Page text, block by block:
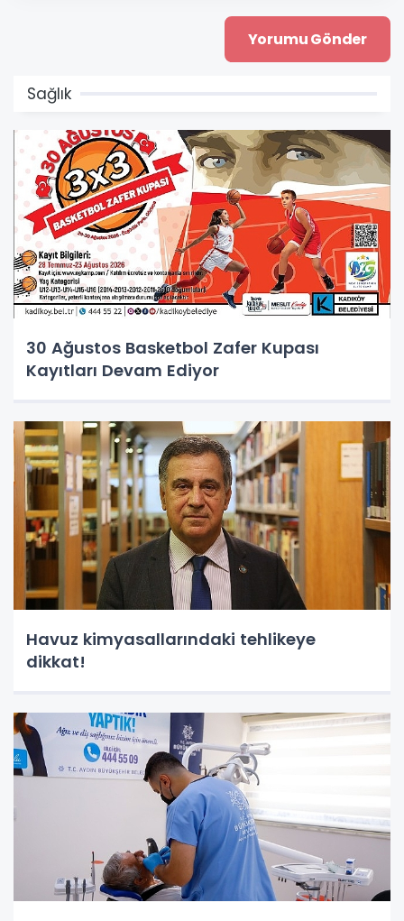
Sağlık
30 Ağustos Basketbol Zafer Kupası
Kayıtları Devam Ediyor
Havuz kimyasallarındaki tehlikeye
dikkat!